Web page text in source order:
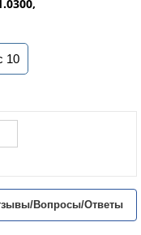
10
Вопросы/Ответы